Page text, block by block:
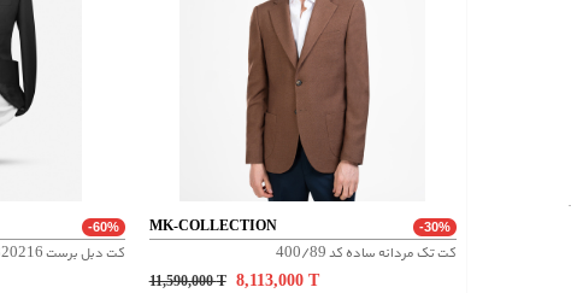
-60%
کت دبل برست 2320216
MK-COLLECTION -30%
کت تک مردانه ساده کد 400/89
11,590,000T 8,113,000 T